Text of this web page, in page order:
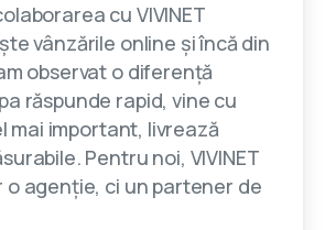
cu VIVINET
vânzările online și încă din
observat o diferență
răspunde rapid, vine cu
mai important, livrează
Pentru noi, VIVINET
o agenție, ci un partener de